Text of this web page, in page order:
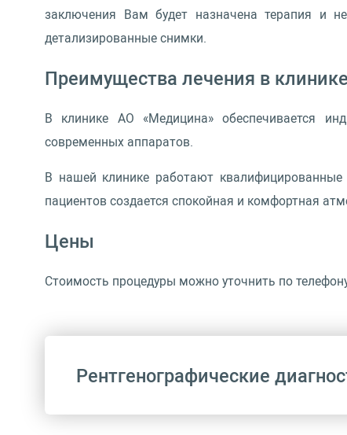
заключения Вам будет назначена терапия и
детализированные снимки.
Преимущества лечения в
В клинике АО «Медицина» обеспечивается
современных аппаратов.
В нашей клинике работают квалифицированные
пациентов создается спокойная и комфортная
Цены
Стоимость процедуры можно уточнить по
Рентгенографические